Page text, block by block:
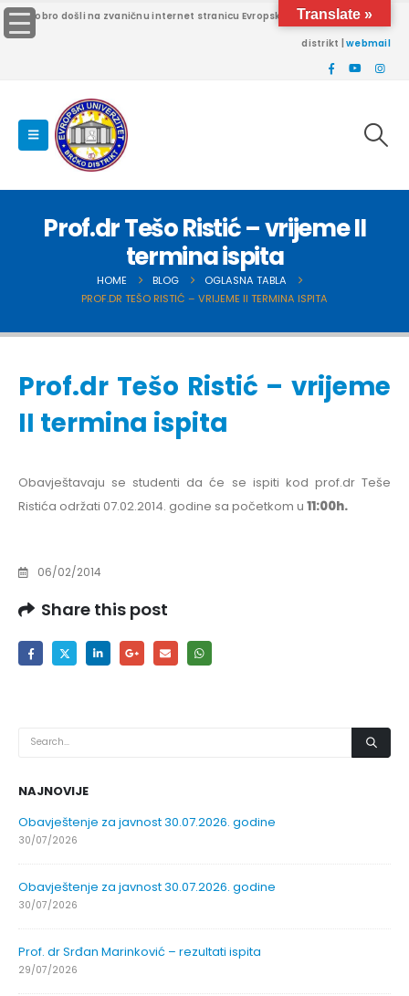
Dobro došli na zvaničnu internet stranicu Evropskog univerziteta Brčko
distrikt |webmail
Prof.dr Tešo Ristić – vrijeme II
termina ispita
HOME BLOG
OGLASNA TABLA
PROF.DR TEŠO RISTIĆ – VRIJEME II TERMINA ISPITA
Prof.dr Tešo Ristić – vrijeme
II termina ispita
Obavještavaju se studenti da će se ispiti kod prof.dr Teše
Ristića održati 07.02.2014. godine sa početkom u 11:00h.
06/02/2014
Share this post
NAJNOVIJE
Obavještenje za javnost 30.07.2026. godine
30/07/2026
Obavještenje za javnost 30.07.2026. godine
30/07/2026
Prof. dr Srđan Marinković – rezultati ispita
29/07/2026
Translate »